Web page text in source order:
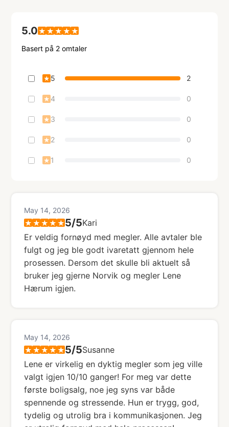
5.0★ ★ ★ ★ ★
Basert på 2 omtaler
★ 5 2
★ 4 0
★ 3 0
★ 2 0
★ 1 0
May 14, 2026
★ ★ ★ ★ ★5/5Kari
Er veldig fornøyd med megler. Alle avtaler ble
fulgt og jeg ble godt ivaretatt gjennom hele
prosessen. Dersom det skulle bli aktuelt så
bruker jeg gjerne Norvik og megler Lene
Hærum igjen.
May 14, 2026
★ ★ ★ ★ ★5/5Susanne
Lene er virkelig en dyktig megler som jeg ville
valgt igjen 10/10 ganger! For meg var dette
første boligsalg, noe jeg syns var både
spennende og stressende. Hun er trygg, god,
tydelig og utrolig bra i kommunikasjonen. Jeg